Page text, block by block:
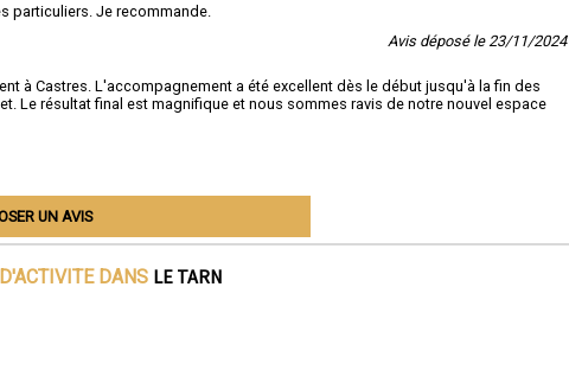
particuliers. Je recommande.
Avis déposé le 23/11/2024
à Castres. L'accompagnement a été excellent dès le début jusqu'à la fin des
Le résultat final est magnifique et nous sommes ravis de notre nouvel espace
UN AVIS
DANS LE TARN